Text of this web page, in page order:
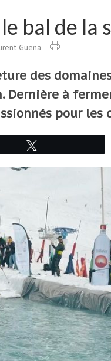
bal de la
Guena
des
Dernière à
pour les